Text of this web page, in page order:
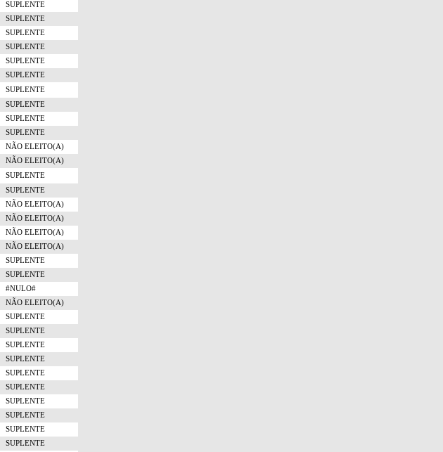
SUPLENTE
SUPLENTE
SUPLENTE
SUPLENTE
SUPLENTE
SUPLENTE
SUPLENTE
SUPLENTE
SUPLENTE
SUPLENTE
NÃO ELEITO(A)
NÃO ELEITO(A)
SUPLENTE
SUPLENTE
NÃO ELEITO(A)
NÃO ELEITO(A)
NÃO ELEITO(A)
NÃO ELEITO(A)
SUPLENTE
SUPLENTE
#NULO#
NÃO ELEITO(A)
SUPLENTE
SUPLENTE
SUPLENTE
SUPLENTE
SUPLENTE
SUPLENTE
SUPLENTE
SUPLENTE
SUPLENTE
SUPLENTE